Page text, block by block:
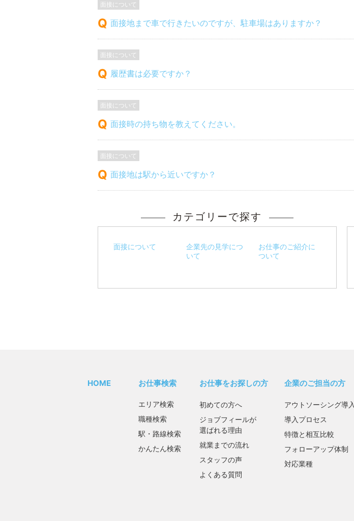
面接について
面接地まで車で行きたいのですが、駐車場はありますか？
面接について
履歴書は必要ですか？
面接について
面接時の持ち物を教えてください。
面接について
面接地は駅から近いですか？
カテゴリーで探す
面接について
企業先の見学につ
いて
お仕事のご紹介に
ついて
HOME お仕事検索
エリア検索
職種検索
駅・路線検索
かんたん検索
お仕事をお探しの方
初めての方へ
ジョブフィールが
選ばれる理由
就業までの流れ
スタッフの声
よくある質問
企業のご担当の方
アウトソーシング導
導入プロセス
特徴と相互比較
フォローアップ体制
対応業種